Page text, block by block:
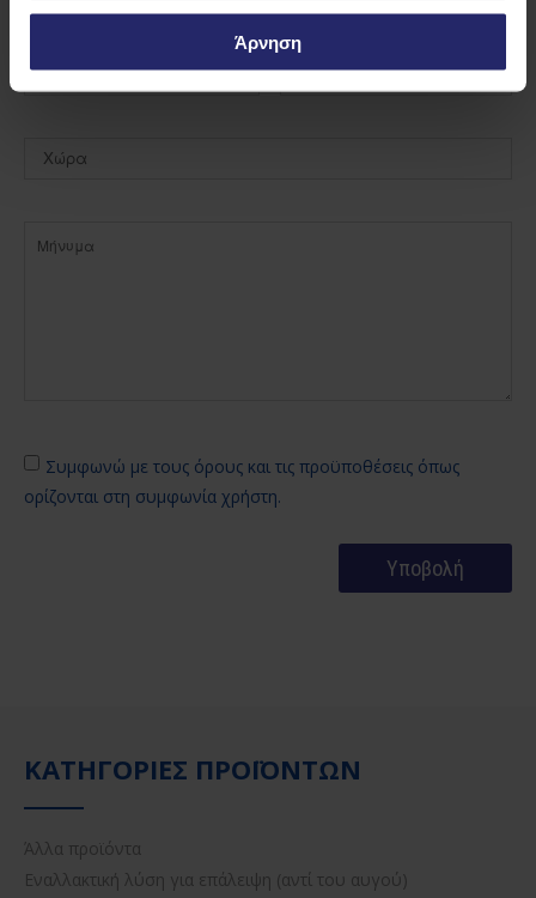
Άρνηση
Συμφωνώ με τους όρους και τις προϋποθέσεις όπως
ορίζονται στη συμφωνία χρήστη.
ΚΑΤΗΓΟΡΊΕΣ ΠΡΟΪΌΝΤΩΝ
Άλλα προϊόντα
Εναλλακτική λύση για επάλειψη (αντί του αυγού)